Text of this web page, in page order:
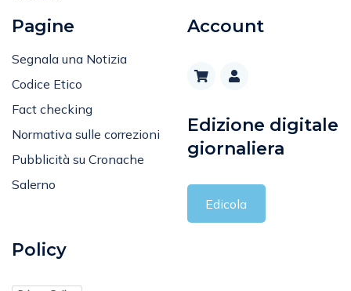
Pagine
Segnala una Notizia
Codice Etico
Fact checking
Normativa sulle correzioni
Pubblicità su Cronache
Salerno
Account
Edizione digitale
giornaliera
Edicola
Policy